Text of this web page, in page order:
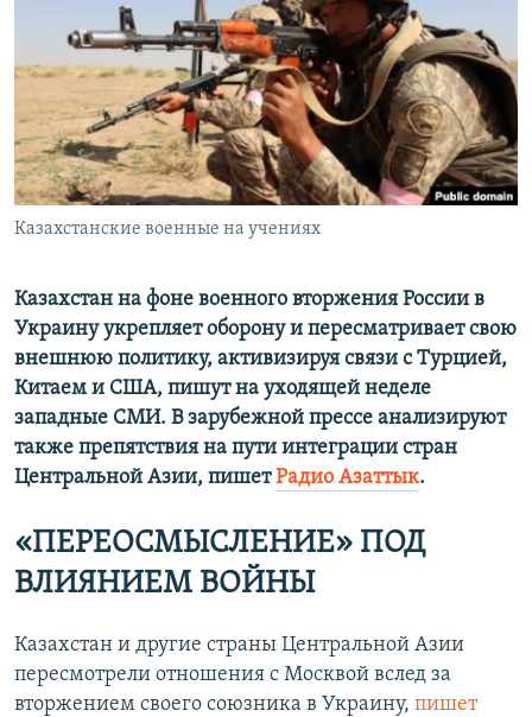
ПОБЕДИТЕЛЕЙ НЕ СУДЯТ?
КРЫМ.НЕПОКОРЕННЫЙ
ELIFBE
УКРАИНСКАЯ ПРОБЛЕМА КРЫМА
ПРИСОЕДИНЯЙТЕСЬ!
Все сайты RFE/RL
Казахстанские военные на учениях
Казахстан на фоне военного вторжения России в
Украину укрепляет оборону и пересматривает свою
внешнюю политику, активизируя связи с Турцией,
Китаем и США, пишут на уходящей неделе
западные СМИ. В зарубежной прессе анализируют
также препятствия на пути интеграции стран
Центральной Азии, пишетРадио Азаттык.
«ПЕРЕОСМЫСЛЕНИЕ» ПОД
ВЛИЯНИЕМ ВОЙНЫ
Казахстан и другие страны Центральной Азии
пересмотрели отношения с Москвой вслед за
вторжением своего союзника в Украину, пишет